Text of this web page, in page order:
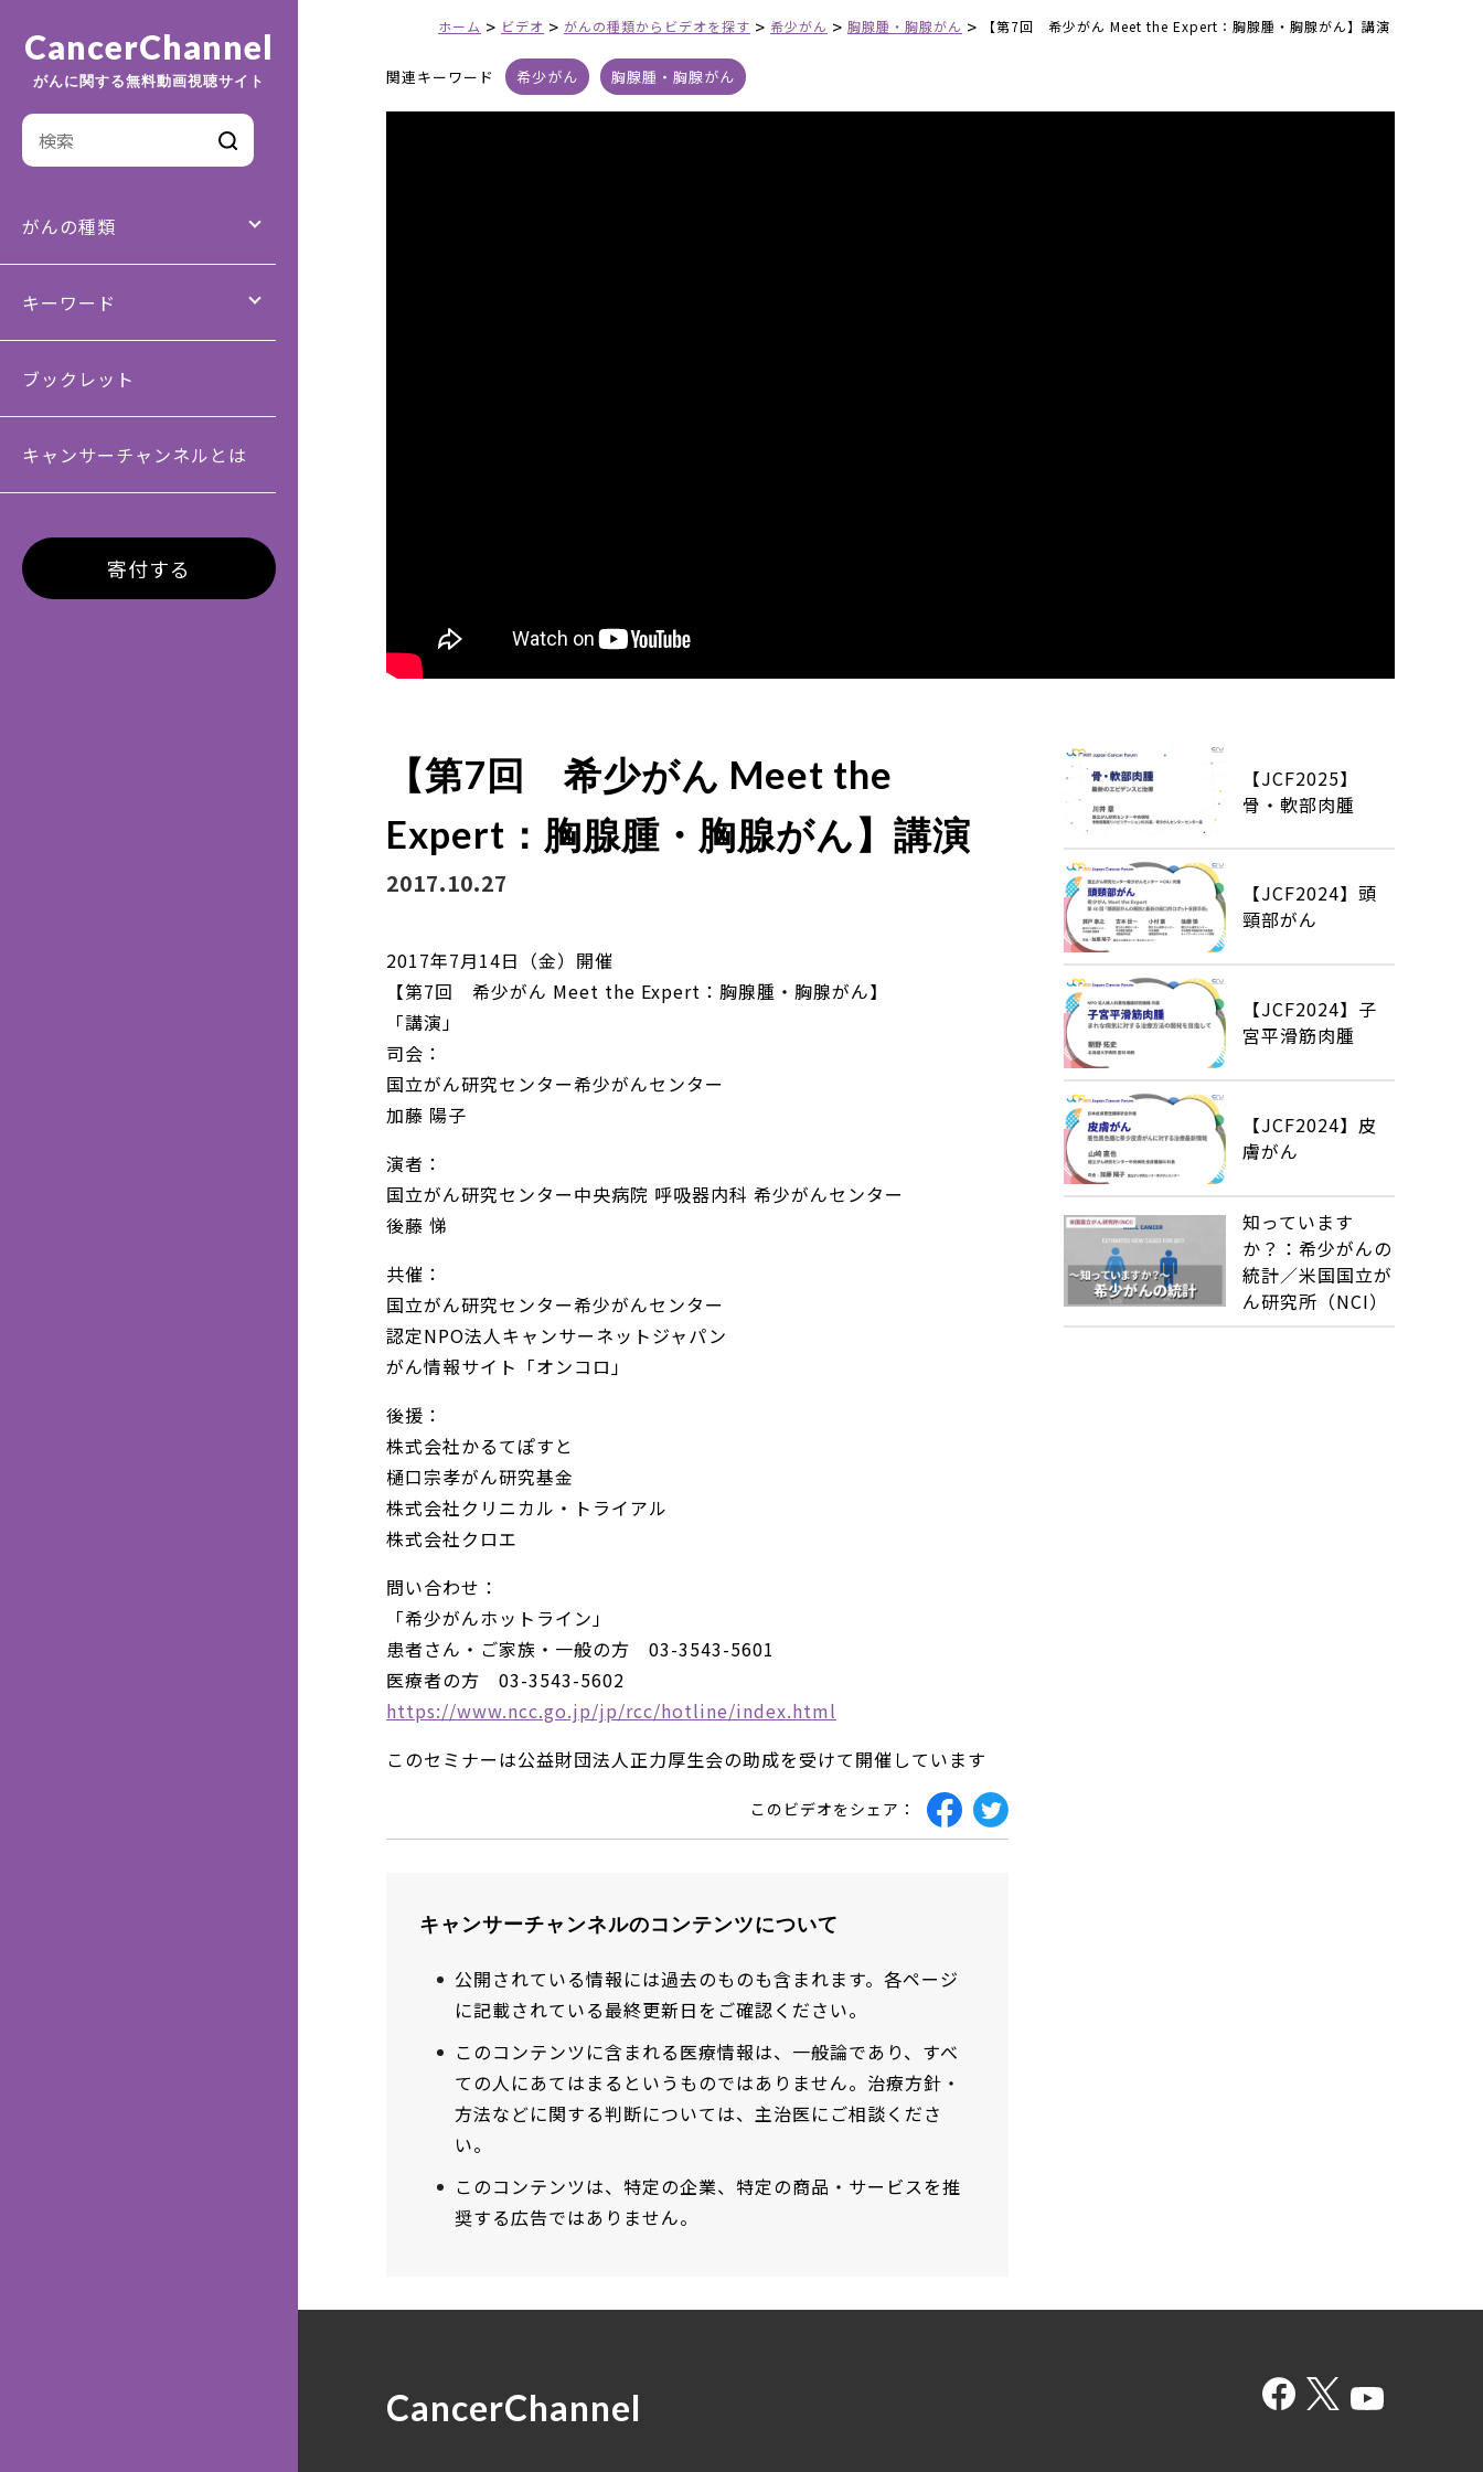
CancerChannel
がんに関する無料動画視聴サイト
がんの種類
キーワード
ブックレット
キャンサーチャンネルとは
寄付する
ホーム > ビデオ > がんの種類からビデオを探す > 希少がん > 胸腺腫・胸腺がん > 【第7回 希少がん Meet the Expert：胸腺腫・胸腺がん】講演
関連キーワード 希少がん 胸腺腫・胸腺がん
【第7回 希少がん Meet the
Expert：胸腺腫・胸腺がん】講演
2017.10.27
2017年7月14日（金）開催
【第7回 希少がん Meet the Expert：胸腺腫・胸腺がん】
「講演」
司会：
国立がん研究センター希少がんセンター
加藤 陽子
演者：
国立がん研究センター中央病院 呼吸器内科 希少がんセンター
後藤 悌
共催：
国立がん研究センター希少がんセンター
認定NPO法人キャンサーネットジャパン
がん情報サイト「オンコロ」
後援：
株式会社かるてぽすと
樋口宗孝がん研究基金
株式会社クリニカル・トライアル
株式会社クロエ
問い合わせ：
「希少がんホットライン」
患者さん・ご家族・一般の方 03-3543-5601
医療者の方 03-3543-5602
https://www.ncc.go.jp/jp/rcc/hotline/index.html
このセミナーは公益財団法人正力厚生会の助成を受けて開催しています
このビデオをシェア：
キャンサーチャンネルのコンテンツについて
公開されている情報には過去のものも含まれます。各ページ
に記載されている最終更新日をご確認ください。
このコンテンツに含まれる医療情報は、一般論であり、すべ
ての人にあてはまるというものではありません。治療方針・
方法などに関する判断については、主治医にご相談くださ
い。
このコンテンツは、特定の企業、特定の商品・サービスを推
奨する広告ではありません。
【JCF2025】
骨・軟部肉腫
【JCF2024】頭
頸部がん
【JCF2024】子
宮平滑筋肉腫
【JCF2024】皮
膚がん
知っています
か？：希少がんの
統計／米国国立が
ん研究所（NCI）
CancerChannel